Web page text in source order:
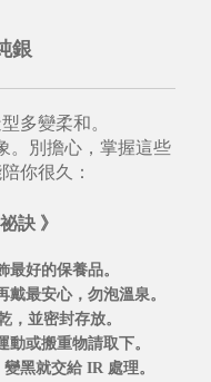
銀
多變柔和。
。別擔心，掌握這些
你很久：
訣 》
最好的保養品。
最安心，勿泡溫泉。
，並密封存放。
動或搬重物請取下。
變黑就交給 IR 處理。